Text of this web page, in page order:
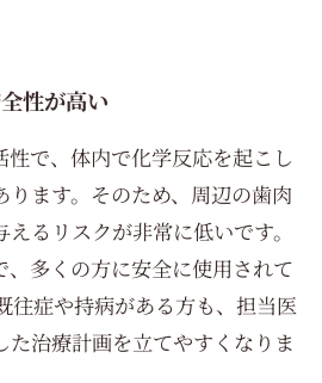
性が高い
性で、体内で化学反応を起こし
ります。そのため、周辺の歯肉
るリスクが非常に低いです。
、多くの方に安全に使用されて
往症や持病がある方も、担当医
た治療計画を立てやすくなりま